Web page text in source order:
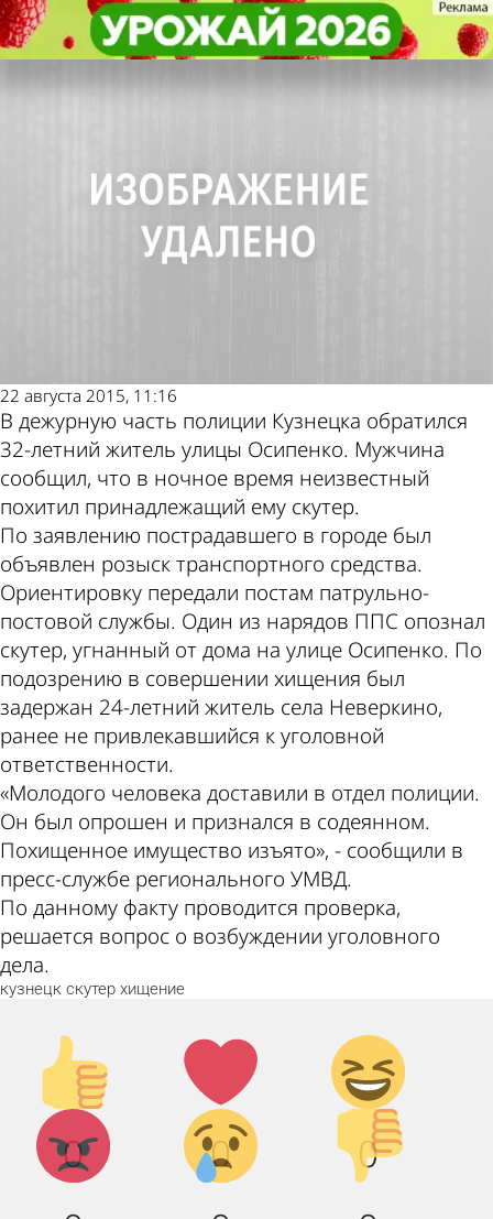
В Кузнецке найден похищенный
скутер
Криминал
22 августа 2015, 11:16
В дежурную часть полиции Кузнецка обратился
32-летний житель улицы Осипенко. Мужчина
сообщил, что в ночное время неизвестный
похитил принадлежащий ему скутер.
По заявлению пострадавшего в городе был
объявлен розыск транспортного средства.
Ориентировку передали постам патрульно-
постовой службы. Один из нарядов ППС опознал
скутер, угнанный от дома на улице Осипенко. По
подозрению в совершении хищения был
задержан 24-летний житель села Неверкино,
ранее не привлекавшийся к уголовной
ответственности.
«Молодого человека доставили в отдел полиции.
Он был опрошен и признался в содеянном.
Похищенное имущество изъято», - сообщили в
пресс-службе регионального УМВД.
По данному факту проводится проверка,
решается вопрос о возбуждении уголовного
дела.
кузнецк скутер хищение
Палец
вверх!
0
Лайк!
0
Дикий
смех!
0
Агрессия!
Грусть
:(
Палец
вниз!
В Кузнецке найден похищенный
скутер
Криминал
Другие новости по
теме
Погода и курсы
валют в Пензе